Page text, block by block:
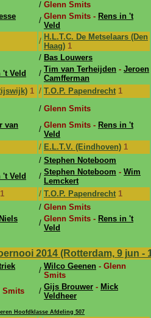
/ Glenn Smits
/ Glenn Smits - Rens in 't
Veld
/ H.L.T.C. De Metselaars (Den
Haag) 1
/ Bas Louwers
't Veld / Tim van Terheijden - Jeroen
Camfferman
1 / T.O.P. Papendrecht 1
/ Glenn Smits
van
/ Glenn Smits - Rens in 't
Veld
/ E.L.T.V. (Eindhoven) 1
/ Stephen Noteboom
't Veld / Stephen Noteboom - Wim
Lemckert
1 / T.O.P. Papendrecht 1
/ Glenn Smits
Niels
/ Glenn Smits - Rens in 't
Veld
2014 (Rotterdam, 9 jun -
/ Wilco Geenen - Glenn
Smits
Smits / Gijs Brouwer - Mick
Veldheer
Hoofdklasse Afdeling 507